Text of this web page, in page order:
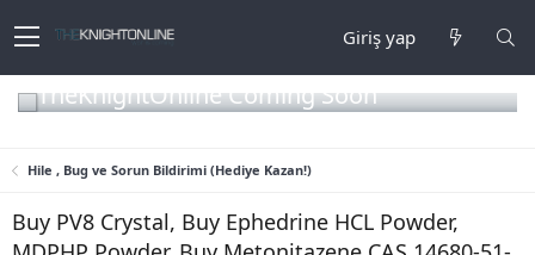
Giriş yap
TheKnightOnline Coming Soon
Hile , Bug ve Sorun Bildirimi (Hediye Kazan!)
Buy PV8 Crystal, Buy Ephedrine HCL Powder,